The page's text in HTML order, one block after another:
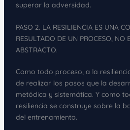
superar la adversidad.
PASO 2. LA RESILIENCIA ES UNA
RESULTADO DE UN PROCESO, NO
ABSTRACTO.
Como todo proceso, a la
de realizar los pasos que la
metódica y sistemática. Y como
resiliencia se construye sobre la
del entrenamiento.